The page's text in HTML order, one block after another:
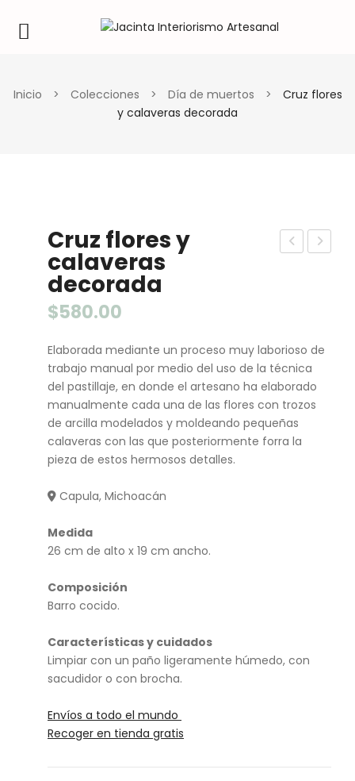
Inicio > Colecciones > Día de muertos >
Cruz flores
y calaveras decorada
a
(ba
)
l
Cruz flores y
calaveras
decorada
$580.00
Elaborada mediante un proceso muy laborioso de
trabajo manual por medio del uso de la técnica
del pastillaje, en donde el artesano ha elaborado
manualmente cada una de las flores con trozos
de arcilla modelados y moldeando pequeñas
calaveras con las que posteriormente forra la
pieza de estos hermosos detalles.
Capula, Michoacán
Medida
26 cm de alto x 19 cm ancho.
Composición
Barro cocido.
Características y cuidados
Limpiar con un paño ligeramente húmedo, con
sacudidor o con brocha.
Envíos a todo el mundo
Recoger en tienda gratis